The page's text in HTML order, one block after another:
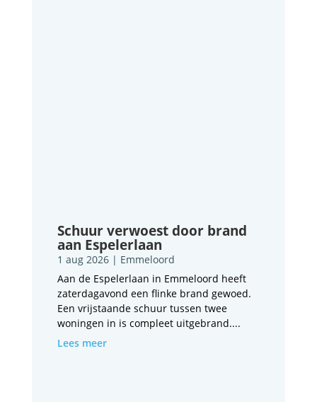
Schuur verwoest door brand
aan Espelerlaan
1 aug 2026| Emmeloord
Aan de Espelerlaan in Emmeloord heeft
zaterdagavond een flinke brand gewoed.
Een vrijstaande schuur tussen twee
woningen in is compleet uitgebrand....
Lees meer